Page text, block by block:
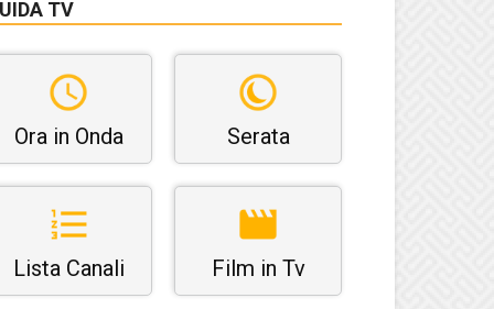
TV
Ora in Onda Serata
Lista Canali Film in Tv